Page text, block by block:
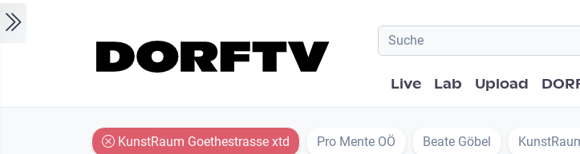
Hauptnavigation
Live Lab Upload
KunstRaum Goethestrasse xtd Pro Mente OÖ Beate Göbel